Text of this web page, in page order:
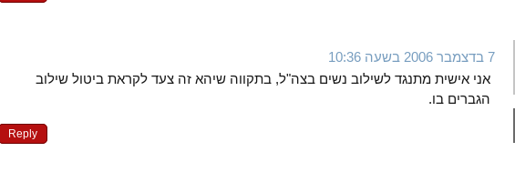
7 בדצמבר 2006 בשעה 10:36
אני אישית מתנגד לשילוב נשים בצה"ל, בתקווה שיהא זה צעד לקראת ביטול שילוב
הגברים בו.
Reply